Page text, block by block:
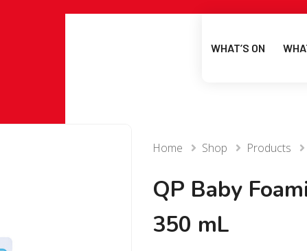
WHAT’S ON
Home Shop Products
QP Baby
350 mL